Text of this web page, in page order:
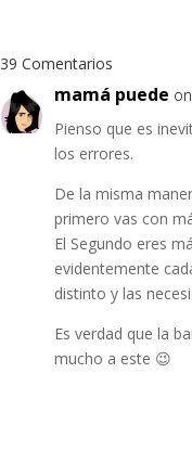
39 Comentarios
mamá puede
Pienso que es
los errores.
De la misma
primero vas con
El Segundo eres
evidentemente
distinto y las
Es verdad que la
mucho a este 😉